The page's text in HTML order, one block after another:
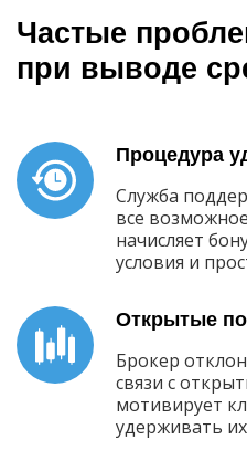
Частые
при выводе
Процедура
Служба
все
начисляет
условия и
Открытые
Брокер
связи с
мотивирует
удерживать